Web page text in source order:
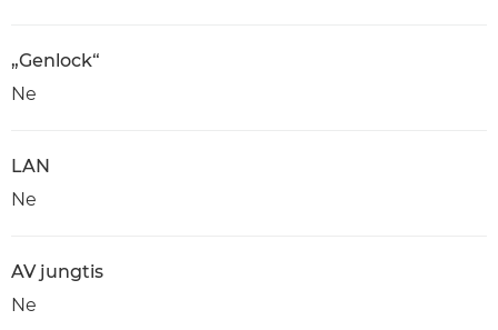
„Genlock“
Ne
LAN
Ne
AV jungtis
Ne